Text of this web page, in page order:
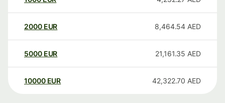
2000 EUR 8,464.54 AED
5000 EUR 21,161.35 AED
10000 EUR 42,322.70 AED